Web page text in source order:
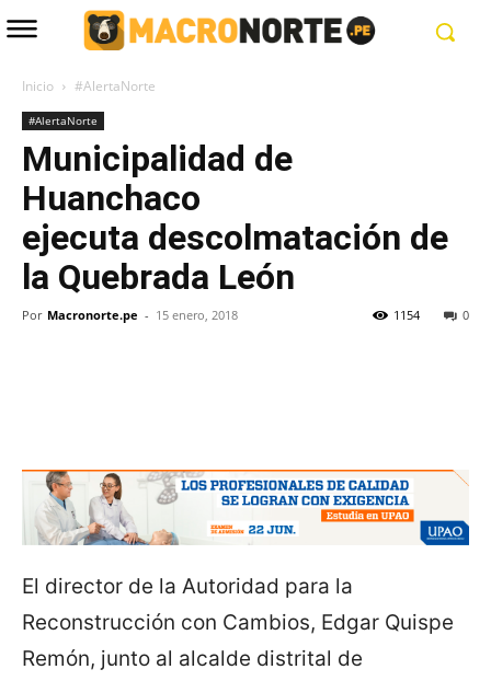
Inicio #AlertaNorte
#AlertaNorte
Municipalidad de
Huanchaco
ejecuta descolmatación de
la Quebrada León
Por Macronorte.pe - 15 enero, 2018 0
1154
El director de la Autoridad para la
Reconstrucción con Cambios, Edgar Quispe
Remón, junto al alcalde distrital de